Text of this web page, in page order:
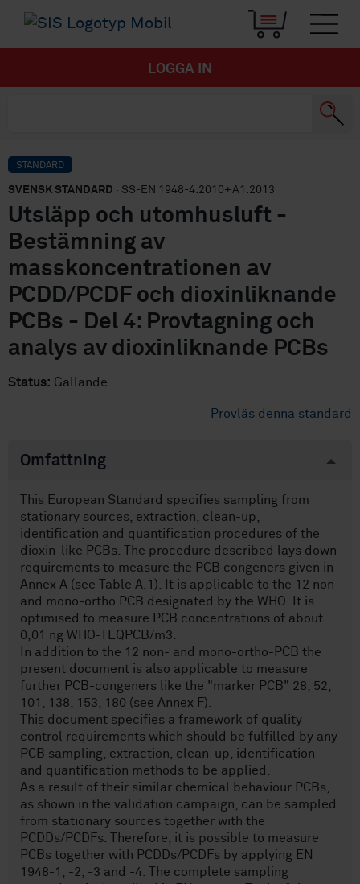
LOGGA IN
STANDARD
SVENSK STANDARD · SS-EN 1948-4:2010+A1:2013
Utsläpp och utomhusluft -
Bestämning av
masskoncentrationen av
PCDD/PCDF och dioxinliknande
PCBs - Del 4: Provtagning och
analys av dioxinliknande PCBs
Status: Gällande
Provläs denna standard
Omfattning
This European Standard specifies sampling from
stationary sources, extraction, clean-up,
identification and quantification procedures of the
dioxin-like PCBs. The procedure described lays down
requirements to measure the PCB congeners given in
Annex A (see Table A.1). It is applicable to the 12 non-
and mono-ortho PCB designated by the WHO. It is
optimised to measure PCB concentrations of about
0,01 ng WHO-TEQPCB/m3.
In addition to the 12 non- and mono-ortho-PCB the
present document is also applicable to measure
further PCB-congeners like the "marker PCB" 28, 52,
101, 138, 153, 180 (see Annex F).
This document specifies a framework of quality
control requirements which should be fulfilled by any
PCB sampling, extraction, clean-up, identification
and quantification methods to be applied.
As a result of their similar chemical behaviour PCBs,
as shown in the validation campaign, can be sampled
from stationary sources together with the
PCDDs/PCDFs. Therefore, it is possible to measure
PCBs together with PCDDs/PCDFs by applying EN
1948-1, -2, -3 and -4. The complete sampling